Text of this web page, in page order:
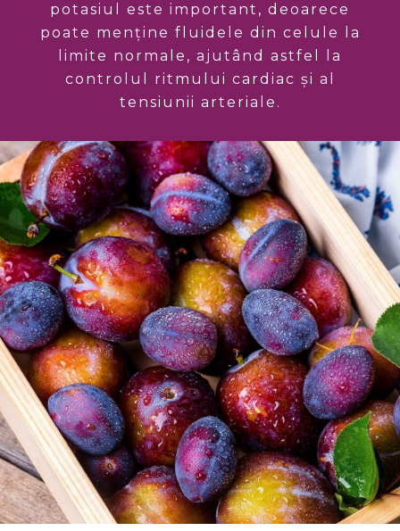
potasiul este important, deoarece
poate menține fluidele din celule la
limite normale, ajutând astfel la
controlul ritmului cardiac și al
tensiunii arteriale.